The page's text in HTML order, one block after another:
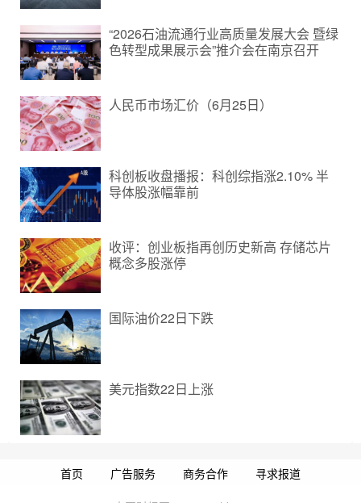
“2026石油流通行业高质量发展大会 暨绿
色转型成果展示会”推介会在南京召开
人民币市场汇价（6月25日）
科创板收盘播报：科创综指涨2.10% 半
导体股涨幅靠前
收评：创业板指再创历史新高 存储芯片
概念多股涨停
国际油价22日下跌
美元指数22日上涨
首页 广告服务 商务合作 寻求报道